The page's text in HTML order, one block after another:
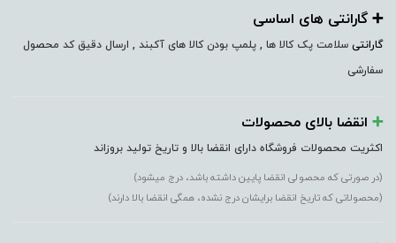
➕️ گارانتی های اساسی
گارانتی سلامت پک کالا ها , پلمپ بودن کالا های آکبند , ارسال دقیق کد محصول
سفارشی
➕️ انقضا بالای محصولات
اکثریت محصولات فروشگاه دارای انقضا بالا و تاریخ تولید بروزاند
(در صورتی که محصولی انقضا پایین داشته باشد، درج میشود)
(محصولاتی که تاریخ انقضا برایشان درج نشده، همگی انقضا بالا دارند)